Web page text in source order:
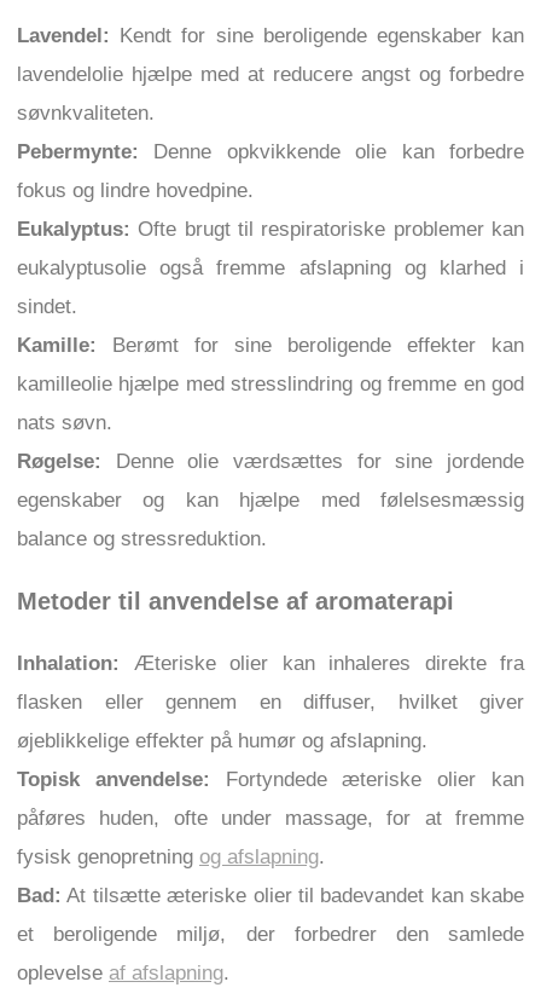
Lavendel: Kendt for sine beroligende egenskaber kan
lavendelolie hjælpe med at reducere angst og forbedre
søvnkvaliteten.
Pebermynte:
Denne opkvikkende olie kan forbedre
fokus og lindre hovedpine.
Eukalyptus: Ofte brugt til respiratoriske problemer kan
eukalyptusolie også fremme afslapning og klarhed i
sindet.
Kamille:
Berømt for sine beroligende effekter kan
kamilleolie hjælpe med stresslindring og fremme en god
nats søvn.
Røgelse:
Denne olie værdsættes for sine jordende
egenskaber og kan hjælpe med følelsesmæssig
balance og stressreduktion.
Metoder til anvendelse af aromaterapi
Inhalation:
Æteriske olier kan inhaleres direkte fra
flasken eller gennem en diffuser, hvilket giver
øjeblikkelige effekter på humør og afslapning.
Topisk anvendelse: Fortyndede æteriske olier kan
påføres huden, ofte under massage, for at fremme
fysisk genopretning og afslapning.
Bad: At tilsætte æteriske olier til badevandet kan skabe
et beroligende miljø, der forbedrer den samlede
oplevelse af afslapning.